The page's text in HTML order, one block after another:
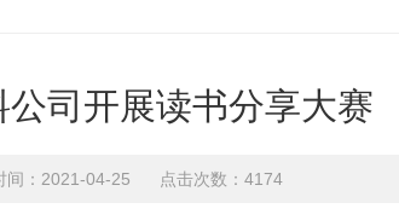
公司开展读书分享大赛
间：2021-04-25 点击次数：4174